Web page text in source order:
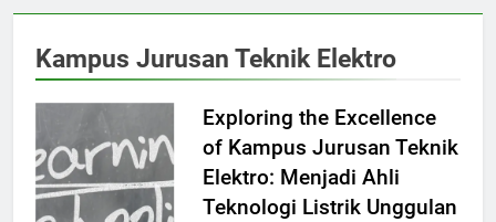
Kampus Jurusan Teknik Elektro
Exploring the Excellence
of Kampus Jurusan Teknik
Elektro: Menjadi Ahli
Teknologi Listrik Unggulan